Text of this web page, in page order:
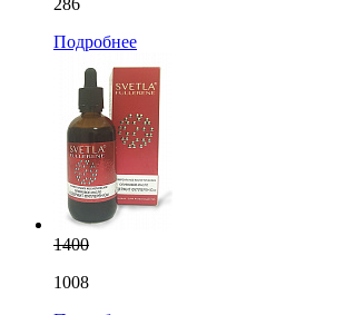
Подробнее
1400
1008